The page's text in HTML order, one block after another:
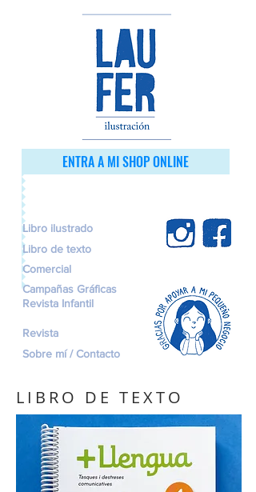
ENTRA A MI SHOP ONLINE
Libro ilustrado
Libro de texto
Comercial
Campañas Gráficas
Revista Infantil
Revista
Sobre mí / Contacto
LIBRO DE TEXTO